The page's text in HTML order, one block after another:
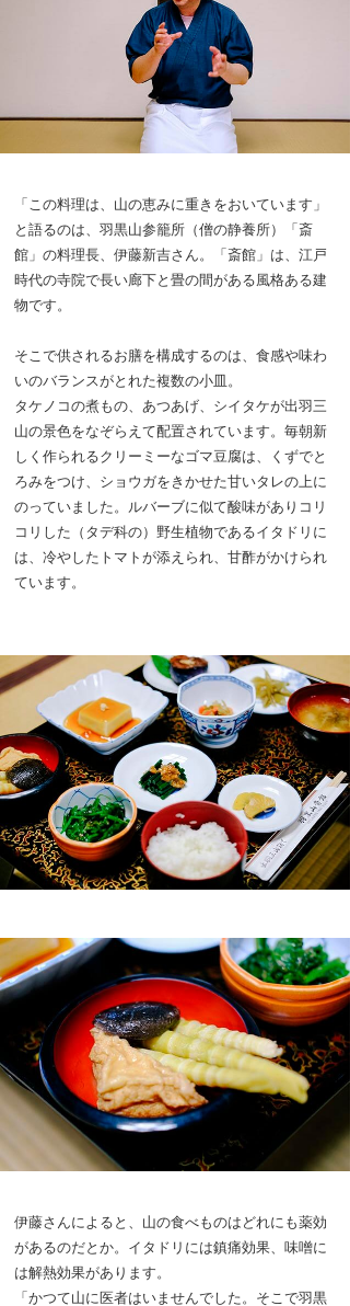
「この料理は、山の恵みに重きをおいています」
と語るのは、羽黒山参籠所（僧の静養所）「斎
館」の料理長、伊藤新吉さん。「斎館」は、江戸
時代の寺院で長い廊下と畳の間がある風格ある建
物です。
そこで供されるお膳を構成するのは、食感や味わ
いのバランスがとれた複数の小皿。
タケノコの煮もの、あつあげ、シイタケが出羽三
山の景色をなぞらえて配置されています。毎朝新
しく作られるクリーミーなゴマ豆腐は、くずでと
ろみをつけ、ショウガをきかせた甘いタレの上に
のっていました。ルバーブに似て酸味がありコリ
コリした（タデ科の）野生植物であるイタドリに
は、冷やしたトマトが添えられ、甘酢がかけられ
ています。
伊藤さんによると、山の食べものはどれにも薬効
があるのだとか。イタドリには鎮痛効果、味噌に
は解熱効果があります。
「かつて山に医者はいませんでした。そこで羽黒